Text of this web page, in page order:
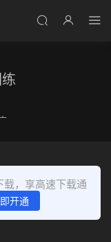
载，享高速下载通
开通